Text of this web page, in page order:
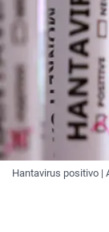
Hantavirus positivo |